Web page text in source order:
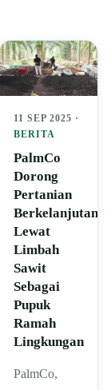
11 SEP 2025 ·
BERITA
PalmCo
Dorong
Pertanian
Berkelanjutan
Lewat
Limbah
Sawit
Sebagai
Pupuk
Ramah
Lingkungan
PalmCo,